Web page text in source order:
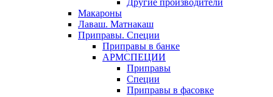
Другие производители
Макароны
Лаваш. Матнакаш
Приправы. Специи
Приправы в банке
АРМСПЕЦИИ
Приправы
Специи
Приправы в фасовке